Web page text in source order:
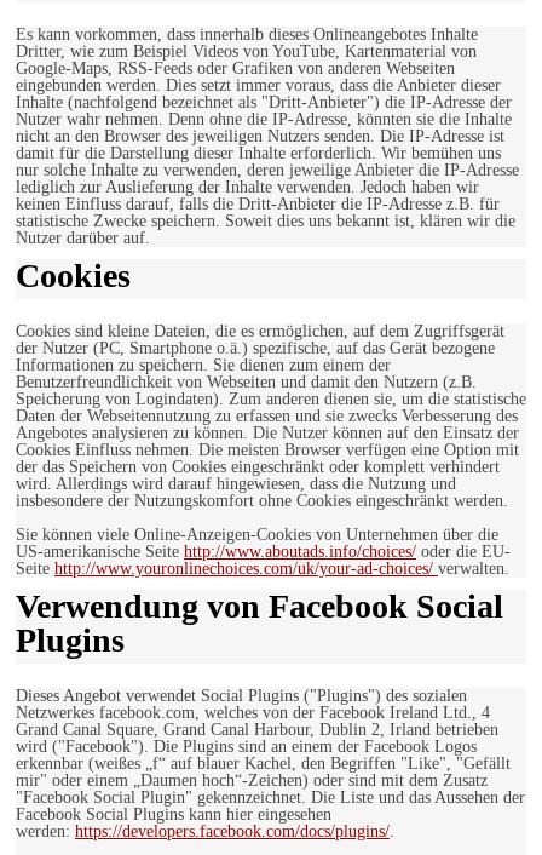
Es kann vorkommen, dass innerhalb dieses Onlineangebotes Inhalte
Dritter, wie zum Beispiel Videos von YouTube, Kartenmaterial von
Google-Maps, RSS-Feeds oder Grafiken von anderen Webseiten
eingebunden werden. Dies setzt immer voraus, dass die Anbieter dieser
Inhalte (nachfolgend bezeichnet als "Dritt-Anbieter") die IP-Adresse der
Nutzer wahr nehmen. Denn ohne die IP-Adresse, könnten sie die Inhalte
nicht an den Browser des jeweiligen Nutzers senden. Die IP-Adresse ist
damit für die Darstellung dieser Inhalte erforderlich. Wir bemühen uns
nur solche Inhalte zu verwenden, deren jeweilige Anbieter die IP-Adresse
lediglich zur Auslieferung der Inhalte verwenden. Jedoch haben wir
keinen Einfluss darauf, falls die Dritt-Anbieter die IP-Adresse z.B. für
statistische Zwecke speichern. Soweit dies uns bekannt ist, klären wir die
Nutzer darüber auf.
Cookies
Cookies sind kleine Dateien, die es ermöglichen, auf dem Zugriffsgerät
der Nutzer (PC, Smartphone o.ä.) spezifische, auf das Gerät bezogene
Informationen zu speichern. Sie dienen zum einem der
Benutzerfreundlichkeit von Webseiten und damit den Nutzern (z.B.
Speicherung von Logindaten). Zum anderen dienen sie, um die statistische
Daten der Webseitennutzung zu erfassen und sie zwecks Verbesserung des
Angebotes analysieren zu können. Die Nutzer können auf den Einsatz der
Cookies Einfluss nehmen. Die meisten Browser verfügen eine Option mit
der das Speichern von Cookies eingeschränkt oder komplett verhindert
wird. Allerdings wird darauf hingewiesen, dass die Nutzung und
insbesondere der Nutzungskomfort ohne Cookies eingeschränkt werden.
Sie können viele Online-Anzeigen-Cookies von Unternehmen über die
US-amerikanische Seite http://www.aboutads.info/choices/ oder die EU-
Seite http://www.youronlinechoices.com/uk/your-ad-choices/ verwalten.
Verwendung von Facebook Social
Plugins
Dieses Angebot verwendet Social Plugins ("Plugins") des sozialen
Netzwerkes facebook.com, welches von der Facebook Ireland Ltd., 4
Grand Canal Square, Grand Canal Harbour, Dublin 2, Irland betrieben
wird ("Facebook"). Die Plugins sind an einem der Facebook Logos
erkennbar (weißes „f“ auf blauer Kachel, den Begriffen "Like", "Gefällt
mir" oder einem „Daumen hoch“-Zeichen) oder sind mit dem Zusatz
"Facebook Social Plugin" gekennzeichnet. Die Liste und das Aussehen der
Facebook Social Plugins kann hier eingesehen
werden: https://developers.facebook.com/docs/plugins/.